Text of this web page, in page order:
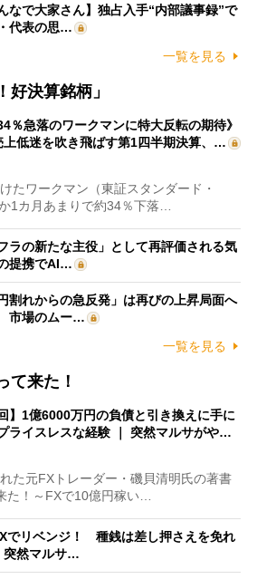
なで大家さん】独占入手“内部議事録”で
代表の思…
一覧を見る
好決算銘柄」
％急落のワークマンに特大反転の期待》
上低迷を吹き飛ばす第1四半期決算、…
たワークマン（東証スタンダード・
1カ月あまりで約34％下落…
ラの新たな主役」として再評価される気
提携でAI…
割れからの急反発」は再びの上昇局面へ
市場のムー…
一覧を見る
て来た！
】1億6000万円の負債と引き換えに手に
ライスレスな経験 ｜ 突然マルサがや…
た元FXトレーダー・磯貝清明氏の著書
た！～FXで10億円稼い…
でリベンジ！ 種銭は差し押さえを免れ
突然マルサ…